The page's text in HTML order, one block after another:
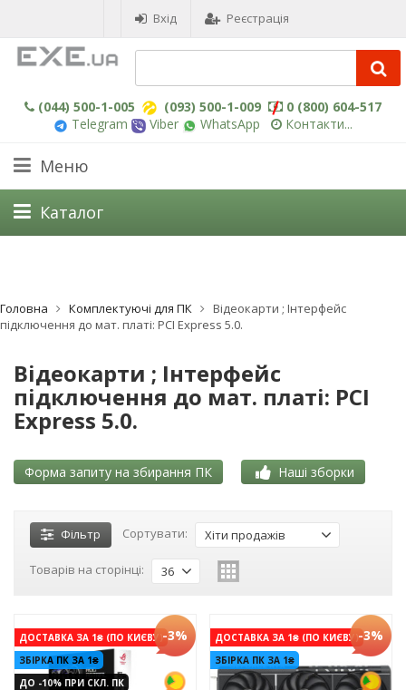
Вхід Реєстрація
(044) 500-1-005 (093) 500-1-009
0 (800) 604-517
Telegram
Viber WhatsApp Контакти...
Меню
Каталог
Головна Комплектуючі для ПК
Відеокарти ; Інтерфейс
підключення до мат. платі: PCI Express 5.0.
Відеокарти ; Інтерфейс
підключення до мат. платі: PCI
Express 5.0.
Форма запиту на збирання ПК Наші зборки
Фільтр Сортувати: Хіти продажів
Товарів на сторінці: 36
ДОСТАВКА ЗА 1₴ (ПО КИЄВУ)
ЗБІРКА ПК ЗА 1₴
ДО -10% ПРИ СКЛ. ПК
-3%
ДОСТАВКА ЗА 1₴ (ПО КИЄВУ)
ЗБІРКА ПК ЗА 1₴
-3%